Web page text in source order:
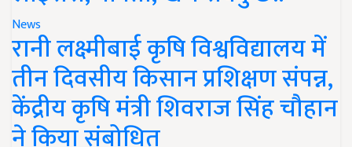
News
रानी लक्ष्मीबाई कृषि विश्वविद्यालय में
तीन दिवसीय किसान प्रशिक्षण संपन्न,
केंद्रीय कृषि मंत्री शिवराज सिंह चौहान